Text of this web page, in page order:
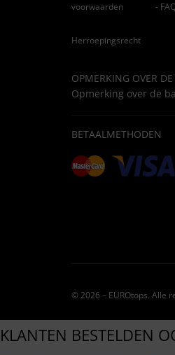
voorwaarden
-
Herroepingsrecht
OPMERKING OVER DE
Opmerking over de
BETAALMETHODEN
© 2026 – EUROtops. Alle
KLANTEN BESTELDEN